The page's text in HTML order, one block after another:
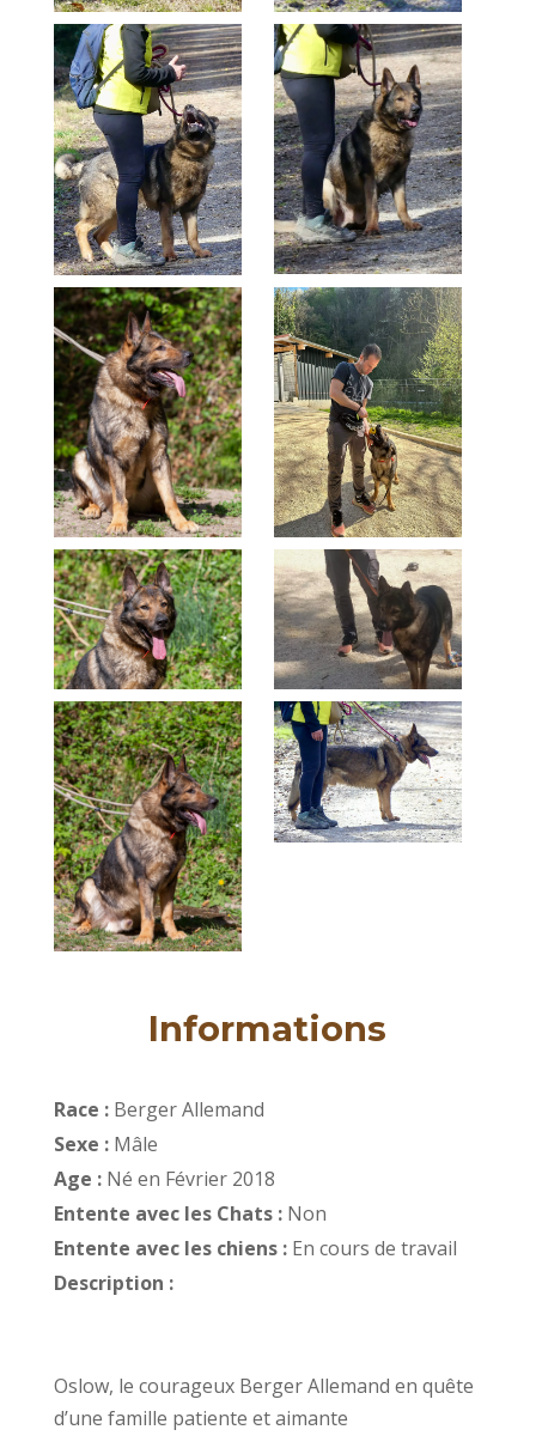
Informations
Race : Berger Allemand
Sexe : Mâle
Age : Né en Février 2018
Entente avec les Chats : Non
Entente avec les chiens : En cours de travail
Description :
Oslow, le courageux Berger Allemand en quête
d’une famille patiente et aimante